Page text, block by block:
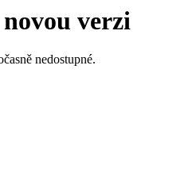
verzi
nedostupné.